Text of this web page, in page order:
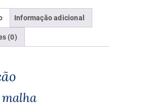
Informação adicional
(0)
malha